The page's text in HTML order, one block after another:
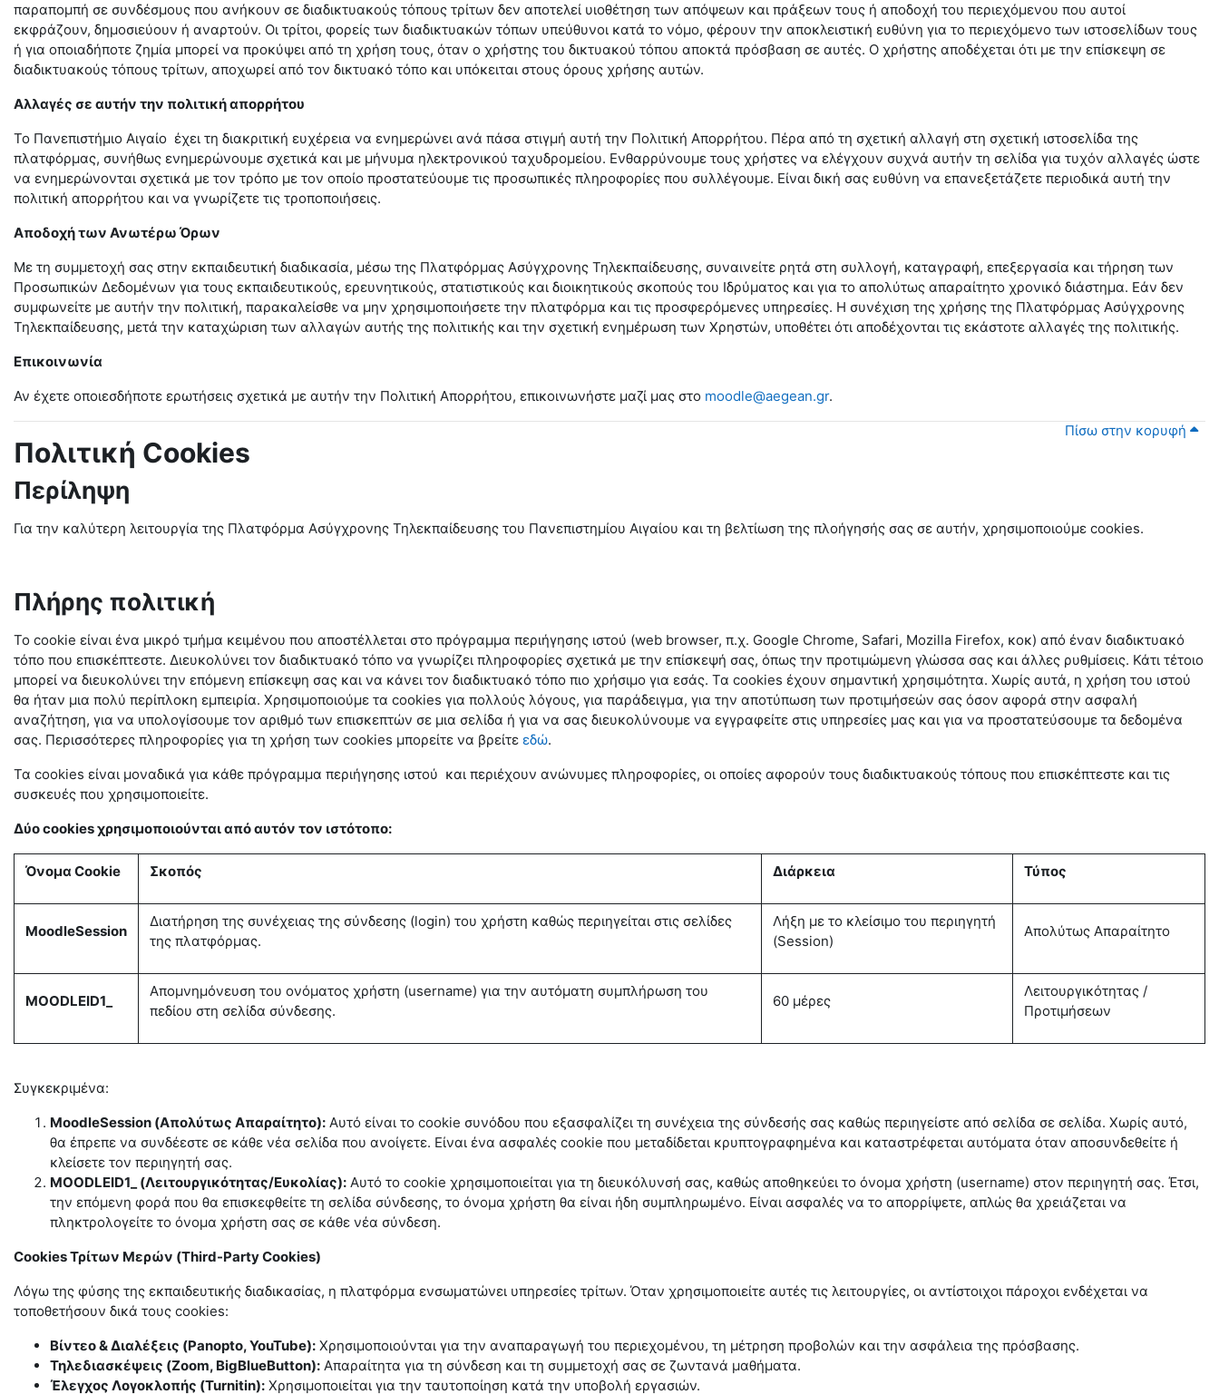
παραπομπή σε συνδέσμους που ανήκουν σε διαδικτυακούς τόπους τρίτων δεν αποτελεί υιοθέτηση των απόψεων και πράξεων τους ή αποδοχή του περιεχόμενου που αυτοί
εκφράζουν, δημοσιεύουν ή αναρτούν. Οι τρίτοι, φορείς των διαδικτυακών τόπων υπεύθυνοι κατά το νόμο, φέρουν την αποκλειστική ευθύνη για το περιεχόμενο των ιστοσελίδων τους
ή για οποιαδήποτε ζημία μπορεί να προκύψει από τη χρήση τους, όταν ο χρήστης του δικτυακού τόπου αποκτά πρόσβαση σε αυτές. Ο χρήστης αποδέχεται ότι με την επίσκεψη σε
διαδικτυακούς τόπους τρίτων, αποχωρεί από τον δικτυακό τόπο και υπόκειται στους όρους χρήσης αυτών.
Αλλαγές σε αυτήν την πολιτική απορρήτου
Το Πανεπιστήμιο Αιγαίο έχει τη διακριτική ευχέρεια να ενημερώνει ανά πάσα στιγμή αυτή την Πολιτική Απορρήτου. Πέρα από τη σχετική αλλαγή στη σχετική ιστοσελίδα της
πλατφόρμας, συνήθως ενημερώνουμε σχετικά και με μήνυμα ηλεκτρονικού ταχυδρομείου. Ενθαρρύνουμε τους χρήστες να ελέγχουν συχνά αυτήν τη σελίδα για τυχόν αλλαγές ώστε
να ενημερώνονται σχετικά με τον τρόπο με τον οποίο προστατεύουμε τις προσωπικές πληροφορίες που συλλέγουμε. Είναι δική σας ευθύνη να επανεξετάζετε περιοδικά αυτή την
πολιτική απορρήτου και να γνωρίζετε τις τροποποιήσεις.
Αποδοχή των Ανωτέρω Όρων
Με τη συμμετοχή σας στην εκπαιδευτική διαδικασία, μέσω της Πλατφόρμας Ασύγχρονης Τηλεκπαίδευσης, συναινείτε ρητά στη συλλογή, καταγραφή, επεξεργασία και τήρηση των
Προσωπικών Δεδομένων για τους εκπαιδευτικούς, ερευνητικούς, στατιστικούς και διοικητικούς σκοπούς του Ιδρύματος και για το απολύτως απαραίτητο χρονικό διάστημα. Εάν δεν
συμφωνείτε με αυτήν την πολιτική, παρακαλείσθε να μην χρησιμοποιήσετε την πλατφόρμα και τις προσφερόμενες υπηρεσίες. Η συνέχιση της χρήσης της Πλατφόρμας Ασύγχρονης
Τηλεκπαίδευσης, μετά την καταχώριση των αλλαγών αυτής της πολιτικής και την σχετική ενημέρωση των Χρηστών, υποθέτει ότι αποδέχονται τις εκάστοτε αλλαγές της πολιτικής.
Επικοινωνία
Αν έχετε οποιεσδήποτε ερωτήσεις σχετικά με αυτήν την Πολιτική Απορρήτου, επικοινωνήστε μαζί μας στο moodle@aegean.gr.
Πίσω στην κορυφή
Πολιτική Cookies
Περίληψη
Για την καλύτερη λειτουργία της Πλατφόρμα Ασύγχρονης Τηλεκπαίδευσης του Πανεπιστημίου Αιγαίου και τη βελτίωση της πλοήγησής σας σε αυτήν, χρησιμοποιούμε cookies.
Πλήρης πολιτική
Το cookie είναι ένα μικρό τμήμα κειμένου που αποστέλλεται στο πρόγραμμα περιήγησης ιστού (web browser, π.χ. Google Chrome, Safari, Mozilla Firefox, κοκ) από έναν διαδικτυακό
τόπο που επισκέπτεστε. Διευκολύνει τον διαδικτυακό τόπο να γνωρίζει πληροφορίες σχετικά με την επίσκεψή σας, όπως την προτιμώμενη γλώσσα σας και άλλες ρυθμίσεις. Κάτι τέτοιο
μπορεί να διευκολύνει την επόμενη επίσκεψη σας και να κάνει τον διαδικτυακό τόπο πιο χρήσιμο για εσάς. Τα cookies έχουν σημαντική χρησιμότητα. Χωρίς αυτά, η χρήση του ιστού
θα ήταν μια πολύ περίπλοκη εμπειρία. Χρησιμοποιούμε τα cookies για πολλούς λόγους, για παράδειγμα, για την αποτύπωση των προτιμήσεών σας όσον αφορά στην ασφαλή
αναζήτηση, για να υπολογίσουμε τον αριθμό των επισκεπτών σε μια σελίδα ή για να σας διευκολύνουμε να εγγραφείτε στις υπηρεσίες μας και για να προστατεύσουμε τα δεδομένα
σας. Περισσότερες πληροφορίες για τη χρήση των cookies μπορείτε να βρείτε εδώ.
Τα cookies είναι μοναδικά για κάθε πρόγραμμα περιήγησης ιστού και περιέχουν ανώνυμες πληροφορίες, οι οποίες αφορούν τους διαδικτυακούς τόπους που επισκέπτεστε και τις
συσκευές που χρησιμοποιείτε.
Δύο cookies χρησιμοποιούνται από αυτόν τον ιστότοπο:
Όνομα Cookie Σκοπός Διάρκεια Τύπος
MoodleSession
Διατήρηση της συνέχειας της σύνδεσης (login) του χρήστη καθώς περιηγείται στις σελίδες
της πλατφόρμας.
Λήξη με το κλείσιμο του περιηγητή
(Session)
Απολύτως Απαραίτητο
MOODLEID1_
Απομνημόνευση του ονόματος χρήστη (username) για την αυτόματη συμπλήρωση του
πεδίου στη σελίδα σύνδεσης.
60 μέρες
Λειτουργικότητας /
Προτιμήσεων
Συγκεκριμένα:
MoodleSession (Απολύτως Απαραίτητο): Αυτό είναι το cookie συνόδου που εξασφαλίζει τη συνέχεια της σύνδεσής σας καθώς περιηγείστε από σελίδα σε σελίδα. Χωρίς αυτό,
θα έπρεπε να συνδέεστε σε κάθε νέα σελίδα που ανοίγετε. Είναι ένα ασφαλές cookie που μεταδίδεται κρυπτογραφημένα και καταστρέφεται αυτόματα όταν αποσυνδεθείτε ή
κλείσετε τον περιηγητή σας.
MOODLEID1_ (Λειτουργικότητας/Ευκολίας): Αυτό το cookie χρησιμοποιείται για τη διευκόλυνσή σας, καθώς αποθηκεύει το όνομα χρήστη (username) στον περιηγητή σας. Έτσι,
την επόμενη φορά που θα επισκεφθείτε τη σελίδα σύνδεσης, το όνομα χρήστη θα είναι ήδη συμπληρωμένο. Είναι ασφαλές να το απορρίψετε, απλώς θα χρειάζεται να
πληκτρολογείτε το όνομα χρήστη σας σε κάθε νέα σύνδεση.
CookiesΤρίτων Μερών (Third-Party Cookies)
Λόγω της φύσης της εκπαιδευτικής διαδικασίας, η πλατφόρμα ενσωματώνει υπηρεσίες τρίτων. Όταν χρησιμοποιείτε αυτές τις λειτουργίες, οι αντίστοιχοι πάροχοι ενδέχεται να
τοποθετήσουν δικά τους cookies:
Βίντεο & Διαλέξεις (Panopto, YouTube): Χρησιμοποιούνται για την αναπαραγωγή του περιεχομένου, τη μέτρηση προβολών και την ασφάλεια της πρόσβασης.
Τηλεδιασκέψεις (Zoom, BigBlueButton): Απαραίτητα για τη σύνδεση και τη συμμετοχή σας σε ζωντανά μαθήματα.
Έλεγχος Λογοκλοπής (Turnitin): Χρησιμοποιείται για την ταυτοποίηση κατά την υποβολή εργασιών.